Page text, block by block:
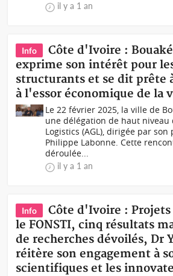
il y a 1 an
Info
Côte d'Ivoire :
exprime son intérêt pour
structurants et se dit prête
à l'essor économique de la
Le 22 février 2025, la ville de
une délégation de haut niveau
Logistics (AGL), dirigée par son
Philippe Labonne. Cette
déroulée...
il y a 1 an
Info
Côte d'Ivoire :
le FONSTI, cinq résultats
de recherches dévoilés, Dr
réitère son engagement à
scientifiques et les